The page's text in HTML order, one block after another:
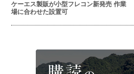
ケーエス製販が小型フレコン新発売 作業
場に合わせた設置可